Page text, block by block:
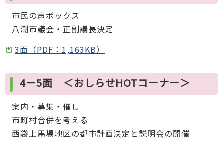
市民の声ボックス
八潮市議会・正副議長決定
3面（PDF：1,163KB）
4－5面 ＜おしらせHOTコーナー＞
案内・募集・催し
市町村合併を考える
西袋上馬場地区の都市計画決定と説明会の開催